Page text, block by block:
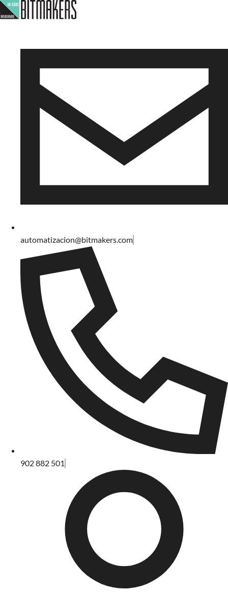
automatizacion@bitmakers.com
902 882 501